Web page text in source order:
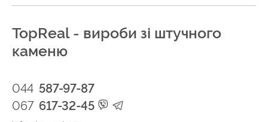
TopReal - вироби зі штучного
каменю
044 587-97-87
067 617-32-45